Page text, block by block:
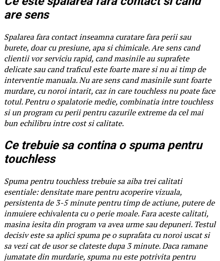
are sens
Spalarea fara contact inseamna curatare fara perii sau
burete, doar cu presiune, apa si chimicale. Are sens cand
clientii vor serviciu rapid, cand masinile au suprafete
delicate sau cand traficul este foarte mare si nu ai timp de
interventie manuala. Nu are sens cand masinile sunt foarte
murdare, cu noroi intarit, caz in care touchless nu poate face
totul. Pentru o spalatorie medie, combinatia intre touchless
si un program cu perii pentru cazurile extreme da cel mai
bun echilibru intre cost si calitate.
Ce trebuie sa contina o spuma pentru
touchless
Spuma pentru touchless trebuie sa aiba trei calitati
esentiale: densitate mare pentru acoperire vizuala,
persistenta de 3-5 minute pentru timp de actiune, putere de
inmuiere echivalenta cu o perie moale. Fara aceste calitati,
masina iesita din program va avea urme sau depuneri. Testul
decisiv este sa aplici spuma pe o suprafata cu noroi uscat si
sa vezi cat de usor se clateste dupa 3 minute. Daca ramane
jumatate din murdarie, spuma nu este potrivita pentru